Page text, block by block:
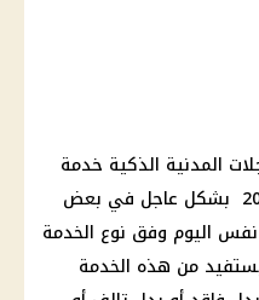
المدنية الذكية خدمة
استخراج بطاقة الرقم القومي 2026 بشكل عاجل في بعض
نفس اليوم وفق نوع الخدمة
من هذه الخدمة